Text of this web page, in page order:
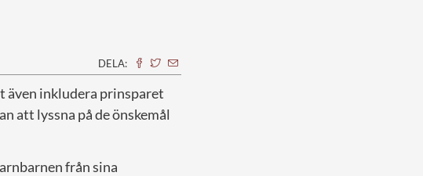
DELA:
även inkludera prinsparet
att lyssna på de önskemål
från sina